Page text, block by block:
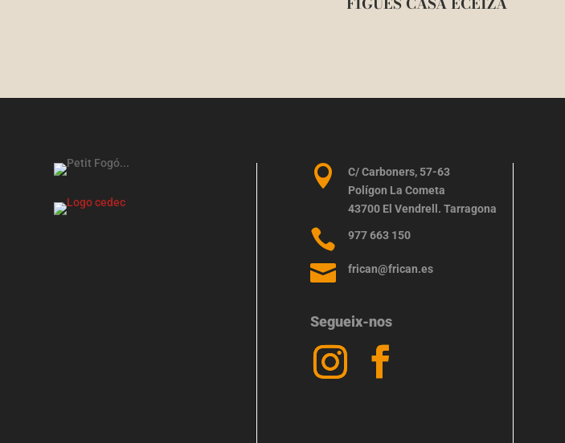

C/ Carboners, 57-63
Polígon La Cometa
43700 El Vendrell. Tarragona
 977 663 150
 frican@frican.es
Segueix-nos